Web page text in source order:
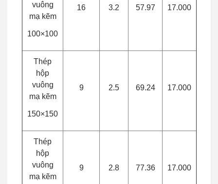
vuông
mạ kẽm
100×100
16 3.2 57.97 17.000
Thép
hộp
vuông
mạ kẽm
150×150
9 2.5 69.24 17.000
Thép
hộp
vuông
mạ kẽm
9 2.8 77.36 17.000